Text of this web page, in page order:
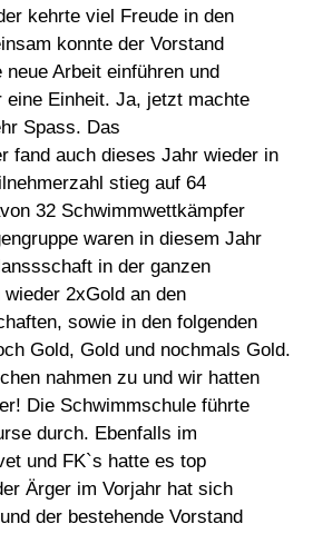
kehrte viel Freude in den
konnte der Vorstand
Arbeit einführen und
eine Einheit. Ja, jetzt machte
Spass. Das
fand auch dieses Jahr wieder in
stieg auf 64
32 Schwimmwettkämpfer
waren in diesem Jahr
in der ganzen
2xGold an den
sowie in den folgenden
Gold, Gold und nochmals Gold.
nahmen zu und wir hatten
Die Schwimmschule führte
durch. Ebenfalls im
und FK`s hatte es top
Ärger im Vorjahr hat sich
der bestehende Vorstand